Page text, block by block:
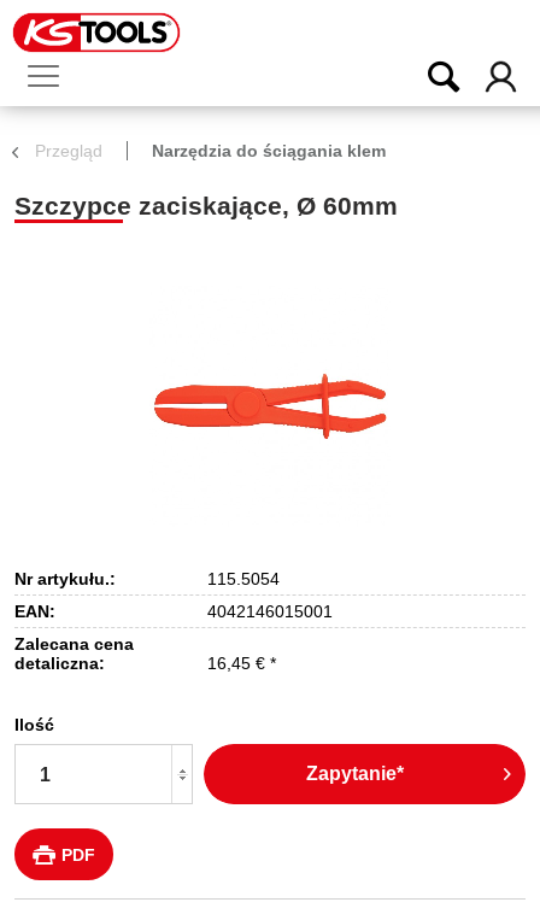
Przegląd Narzędzia do ściągania klem
Szczypce zaciskające, Ø 60mm
Nr artykułu.:
115.5054
EAN:
4042146015001
Zalecana cena
detaliczna:
16,45 € *
Ilość
Zapytanie*
PDF